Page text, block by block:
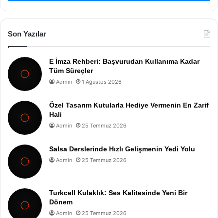
Son Yazılar
E İmza Rehberi: Başvurudan Kullanıma Kadar
Tüm Süreçler
Admin 1 Ağustos 2026
Özel Tasarım Kutularla Hediye Vermenin En Zarif
Hali
Admin 25 Temmuz 2026
Salsa Derslerinde Hızlı Gelişmenin Yedi Yolu
Admin 25 Temmuz 2026
Turkcell Kulaklık: Ses Kalitesinde Yeni Bir
Dönem
Admin 25 Temmuz 2026